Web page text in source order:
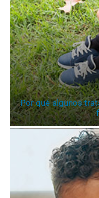
Por qué algunos